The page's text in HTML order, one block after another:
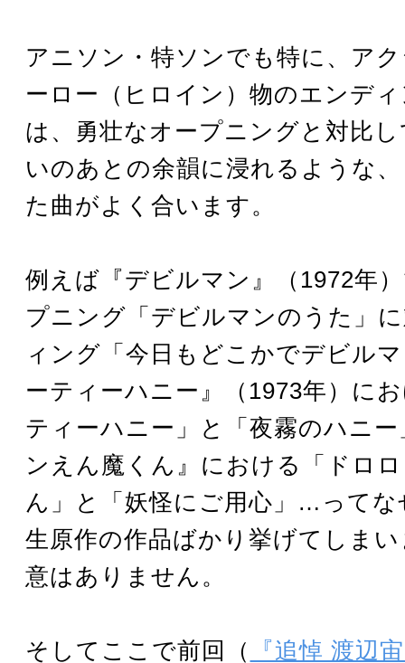
アニソン・特ソンでも特に、ア
ーロー（ヒロイン）物のエンデ
は、勇壮なオープニングと対比
いのあとの余韻に浸れるような
た曲がよく合います。
例えば『デビルマン』（1972年
プニング「デビルマンのうた」
ィング「今日もどこかでデビル
ーティーハニー』（1973年）に
ティーハニー」と「夜霧のハニ
ンえん魔くん』における「ドロ
ん」と「妖怪にご用心」…ってな
生原作の作品ばかり挙げてしま
意はありません。
そしてここで前回（ 『追悼 渡辺